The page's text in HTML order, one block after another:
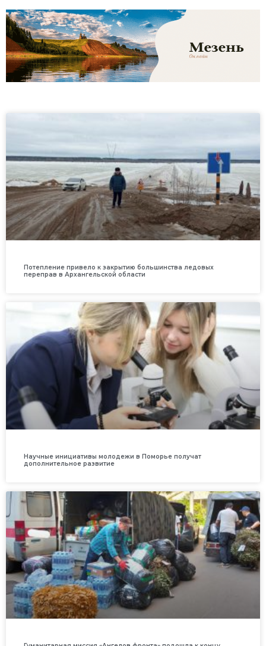
Потепление привело к закрытию большинства ледовых
переправ в Архангельской области
Научные инициативы молодежи в Поморье получат
дополнительное развитие